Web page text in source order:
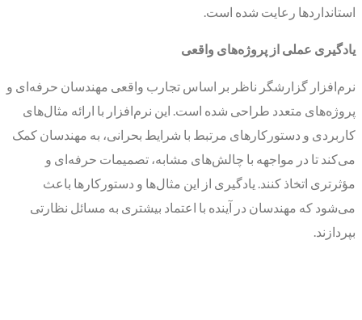
استانداردها رعایت شده است.
یادگیری عملی از پروژه‌های واقعی
نرم‌افزار گزارشگر ناظر بر اساس تجارب واقعی مهندسان حرفه‌ای و
پروژه‌های متعدد طراحی شده است. این نرم‌افزار با ارائه مثال‌های
کاربردی و دستورکارهای مرتبط با شرایط بحرانی، به مهندسان کمک
می‌کند تا در مواجهه با چالش‌های مشابه، تصمیمات حرفه‌ای و
مؤثرتری اتخاذ کنند. یادگیری از این مثال‌ها و دستورکارها باعث
می‌شود که مهندسان در آینده با اعتماد بیشتری به مسائل نظارتی
بپردازند.